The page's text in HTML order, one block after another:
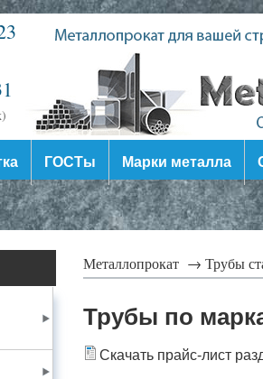
ГОСТы Марки металла
Металлопрокат → Трубы
Трубы по
Скачать прайс-лист